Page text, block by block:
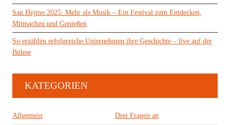
San Hejmo 2025: Mehr als Musik – Ein Festival zum Entdecken,
Mitmachen und Genießen
So erzählen erfolgreiche Unternehmen ihre Geschichte – live auf der
Bühne
KATEGORIEN
Allgemein Drei Fragen an